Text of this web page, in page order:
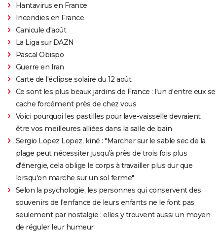
Hantavirus en France
Incendies en France
Canicule d'août
La Liga sur DAZN
Pascal Obispo
Guerre en Iran
Carte de l'éclipse solaire du 12 août
Ce sont les plus beaux jardins de France : l'un d'entre eux se
cache forcément près de chez vous
Voici pourquoi les pastilles pour lave-vaisselle devraient
être vos meilleures alliées dans la salle de bain
Sergio Lopez Lopez, kiné : "Marcher sur le sable sec de la
plage peut nécessiter jusqu'à près de trois fois plus
d'énergie, cela oblige le corps à travailler plus dur que
lorsqu'on marche sur un sol ferme"
Selon la psychologie, les personnes qui conservent des
souvenirs de l'enfance de leurs enfants ne le font pas
seulement par nostalgie : elles y trouvent aussi un moyen
de réguler leur humeur